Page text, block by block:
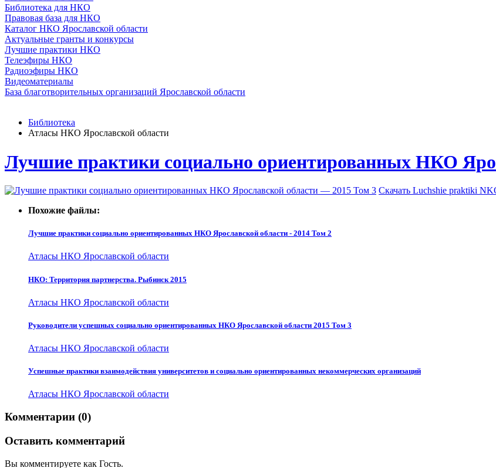
Библиотека для НКО
Правовая база для НКО
Каталог НКО Ярославской области
Актуальные гранты и конкурсы
Лучшие практики НКО
Телеэфиры НКО
Радиоэфиры НКО
Видеоматериалы
База благотворительных организаций Ярославской области
Библиотека
Атласы НКО Ярославской области
Лучшие практики социально ориентированных НКО
Скачать Luchshie praktiki
Похожие файлы:
Лучшие практики социально ориентированных НКО Ярославской области - 2014 Том 2
Атласы НКО Ярославской области
НКО: Территория партнерства. Рыбинск 2015
Атласы НКО Ярославской области
Руководители успешных социально ориентированных НКО Ярославской области 2015 Том 3
Атласы НКО Ярославской области
Успешные практики взаимодействия университетов и социально ориентированных некоммерческих организаций
Атласы НКО Ярославской области
Комментарии (0)
Оставить комментарий
Вы комментируете как Гость.